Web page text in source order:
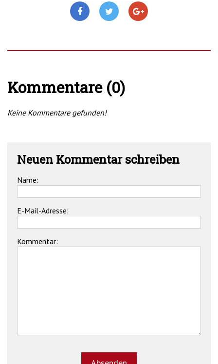
Kommentare (0)
Keine Kommentare gefunden!
Neuen Kommentar schreiben
Name:
E-Mail-Adresse:
Kommentar: